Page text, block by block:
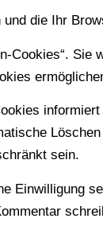
die Ihr
sein.
Einwilligung